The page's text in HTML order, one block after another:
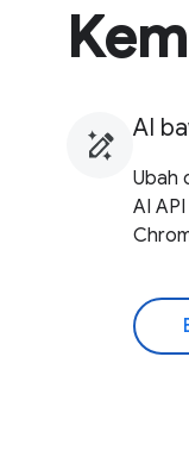
AI
Ubah
AI